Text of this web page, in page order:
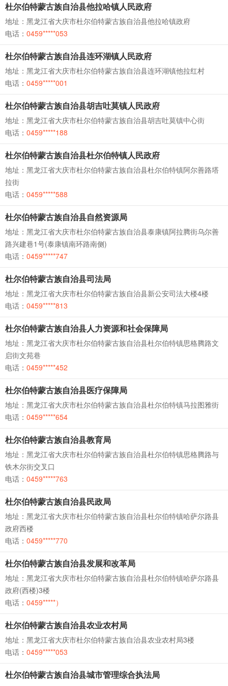
杜尔伯特蒙古族自治县他拉哈镇人民政府
地址：黑龙江省大庆市杜尔伯特蒙古族自治县他拉哈镇政府
电话： 0459*****053
杜尔伯特蒙古族自治县连环湖镇人民政府
地址：黑龙江省大庆市杜尔伯特蒙古族自治县连环湖镇他拉红村
电话： 0459*****001
杜尔伯特蒙古族自治县胡吉吐莫镇人民政府
地址：黑龙江省大庆市杜尔伯特蒙古族自治县胡吉吐莫镇中心街
电话： 0459*****188
杜尔伯特蒙古族自治县杜尔伯特镇人民政府
地址：黑龙江省大庆市杜尔伯特蒙古族自治县杜尔伯特镇阿尔善路塔
拉街
电话： 0459*****588
杜尔伯特蒙古族自治县自然资源局
地址：黑龙江省大庆市杜尔伯特蒙古族自治县泰康镇阿拉腾街乌尔善
路兴建巷1号(泰康镇南环路南侧)
电话： 0459*****747
杜尔伯特蒙古族自治县司法局
地址：黑龙江省大庆市杜尔伯特蒙古族自治县新公安司法大楼4楼
电话： 0459*****813
杜尔伯特蒙古族自治县人力资源和社会保障局
地址：黑龙江省大庆市杜尔伯特蒙古族自治县杜尔伯特镇思格腾路文
启街文苑巷
电话： 0459*****452
杜尔伯特蒙古族自治县医疗保障局
地址：黑龙江省大庆市杜尔伯特蒙古族自治县杜尔伯特镇马拉图雅街
电话： 0459*****654
杜尔伯特蒙古族自治县教育局
地址：黑龙江省大庆市杜尔伯特蒙古族自治县杜尔伯特镇思格腾路与
铁木尔街交叉口
电话： 0459*****763
杜尔伯特蒙古族自治县民政局
地址：黑龙江省大庆市杜尔伯特蒙古族自治县杜尔伯特镇哈萨尔路县
政府西楼
电话： 0459*****770
杜尔伯特蒙古族自治县发展和改革局
地址：黑龙江省大庆市杜尔伯特蒙古族自治县杜尔伯特镇哈萨尔路县
政府(西楼)3楼
电话： 0459*****）
杜尔伯特蒙古族自治县农业农村局
地址：黑龙江省大庆市杜尔伯特蒙古族自治县农业农村局3楼
电话： 0459*****053
杜尔伯特蒙古族自治县城市管理综合执法局